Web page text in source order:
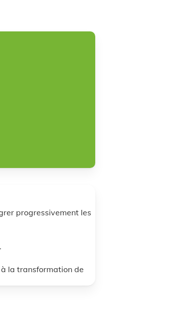
progressivement les
la transformation de